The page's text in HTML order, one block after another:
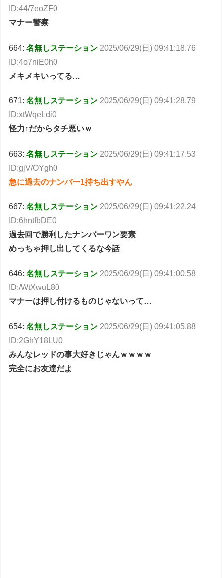
ID:44/7eoZF0
マナー警察
664:名無しステーション 2025/06/29(日) 09:41:18.76
ID:4o7niE0h0
メキメキいってる…
671:名無しステーション 2025/06/29(日) 09:41:28.79
ID:xtWqeLdi0
怪力↑だからタチ悪いｗ
663:名無しステーション 2025/06/29(日) 09:41:17.53
ID:gjV/OYgh0
急に過去のナンバー1持ち出すやん
667:名無しステーション 2025/06/29(日) 09:41:22.24
ID:6hntfbDE0
過去回で勝利したナンバーワン要素
めっちゃ押し出してくるな今話
646:名無しステーション 2025/06/29(日) 09:41:00.58
ID:/WtXwuL80
マナーは押し付けるものじゃないって…
654:名無しステーション 2025/06/29(日) 09:41:05.88
ID:2GhY18LU0
みんなレッドの事大好きじゃんｗｗｗｗ
完全にお友達だよ